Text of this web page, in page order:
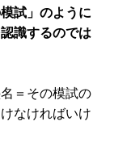
試」のように
識するのでは
＝その模試の
なければいけ